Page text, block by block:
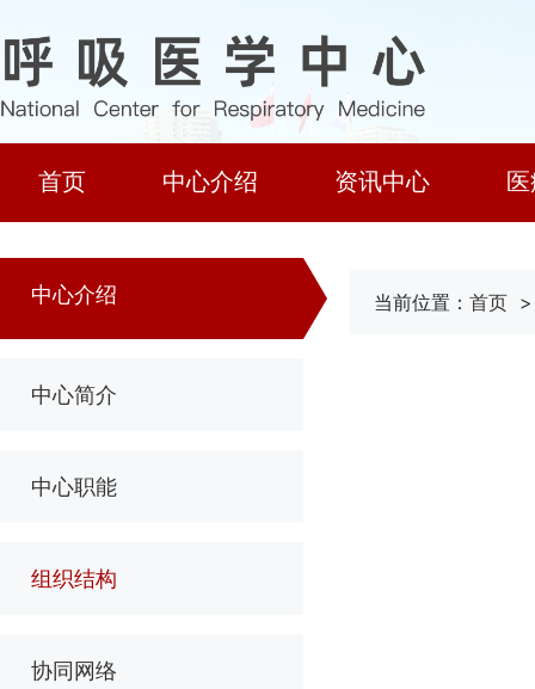
首页 中心介绍 资讯中心
中心介绍
中心简介
中心职能
组织结构
协同网络
当前位置： 首页